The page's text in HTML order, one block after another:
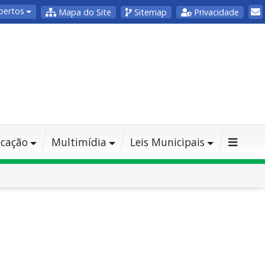
Mapa do Site Sitemap Privacidade
Multimídia Leis Municipais